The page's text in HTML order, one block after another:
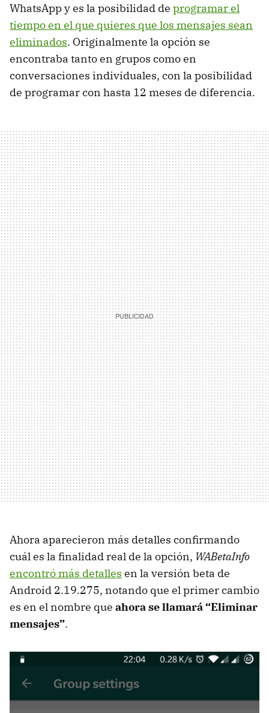
WhatsApp y es la posibilidad de programar el
tiempo en el que quieres que los mensajes sean
eliminados. Originalmente la opción se
encontraba tanto en grupos como en
conversaciones individuales, con la posibilidad
de programar con hasta 12 meses de diferencia.
Ahora aparecieron más detalles confirmando
cuál es la finalidad real de la opción, WABetaInfo
encontró más detalles en la versión beta de
Android 2.19.275, notando que el primer cambio
es en el nombre que ahora se llamará “Eliminar
mensajes”.